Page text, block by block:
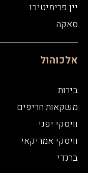
יין פרימיטיבו
סאקה
אלכוהול
בירות
משקאות חריפים
וויסקי יפני
וויסקי אמריקאי
ברנדי